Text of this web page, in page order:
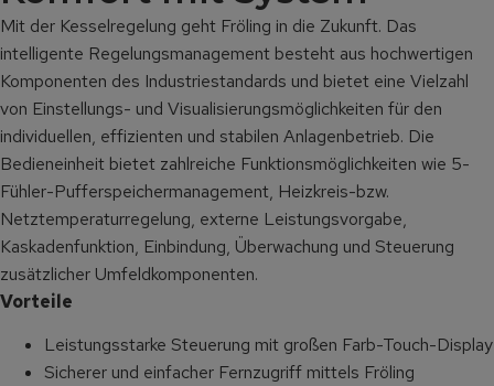
Mit der Kesselregelung geht Fröling in die Zukunft. Das
intelligente Regelungsmanagement besteht aus hochwertigen
Komponenten des Industriestandards und bietet eine Vielzahl
von Einstellungs- und Visualisierungsmöglichkeiten für den
individuellen, effizienten und stabilen Anlagenbetrieb. Die
Bedieneinheit bietet zahlreiche Funktionsmöglichkeiten wie 5-
Fühler-Pufferspeichermanagement, Heizkreis-bzw.
Netztemperaturregelung, externe Leistungsvorgabe,
Kaskadenfunktion, Einbindung, Überwachung und Steuerung
zusätzlicher Umfeldkomponenten.
Vorteile
Leistungsstarke Steuerung mit großen Farb-Touch-Display
Sicherer und einfacher Fernzugriff mittels Fröling